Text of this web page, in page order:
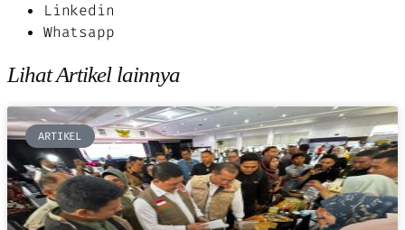
Linkedin
Whatsapp
Lihat Artikel lainnya
ARTIKEL